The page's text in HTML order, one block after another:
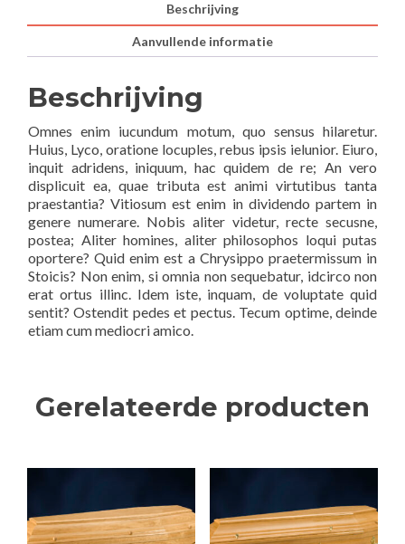
Beschrijving
Aanvullende informatie
Beschrijving
Omnes enim iucundum motum, quo sensus hilaretur.
Huius, Lyco, oratione locuples, rebus ipsis ielunior. Eiuro,
inquit adridens, iniquum, hac quidem de re; An vero
displicuit ea, quae tributa est animi virtutibus tanta
praestantia? Vitiosum est enim in dividendo partem in
genere numerare. Nobis aliter videtur, recte secusne,
postea; Aliter homines, aliter philosophos loqui putas
oportere? Quid enim est a Chrysippo praetermissum in
Stoicis? Non enim, si omnia non sequebatur, idcirco non
erat ortus illinc. Idem iste, inquam, de voluptate quid
sentit? Ostendit pedes et pectus. Tecum optime, deinde
etiam cum mediocri amico.
Gerelateerde producten